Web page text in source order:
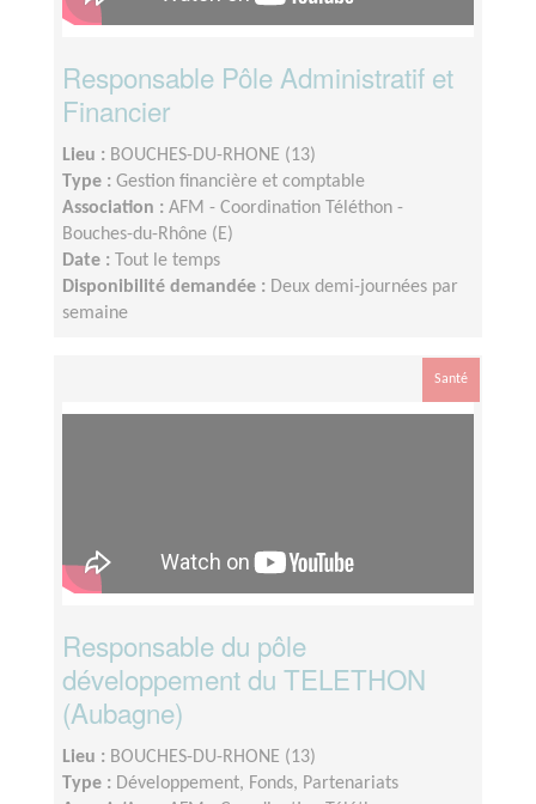
Responsable Pôle Administratif et
Financier
Lieu : BOUCHES-DU-RHONE (13)
Type : Gestion financière et comptable
Association : AFM - Coordination Téléthon -
Bouches-du-Rhône (E)
Date :
Tout le temps
Disponibilité demandée : Deux demi-journées par
semaine
Santé
Responsable du pôle
développement du TELETHON
(Aubagne)
Lieu : BOUCHES-DU-RHONE (13)
Type : Développement, Fonds, Partenariats